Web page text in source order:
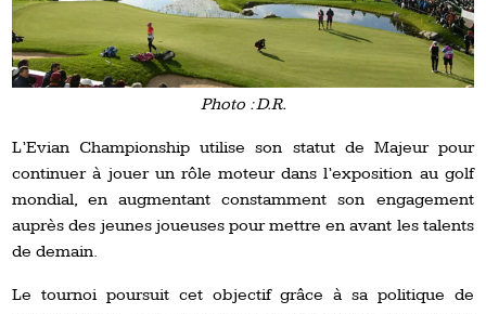
Photo : D.R.
L’Evian Championship utilise son statut de Majeur pour
continuer à jouer un rôle moteur dans l’exposition au golf
mondial, en augmentant constamment son engagement
auprès des jeunes joueuses pour mettre en avant les talents
de demain.
Le tournoi poursuit cet objectif grâce à sa politique de